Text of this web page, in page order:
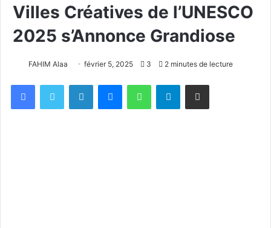
Villes Créatives de l’UNESCO
2025 s’Annonce Grandiose
FAHIM Alaa février 5, 2025 3 2 minutes de lecture
Telegram